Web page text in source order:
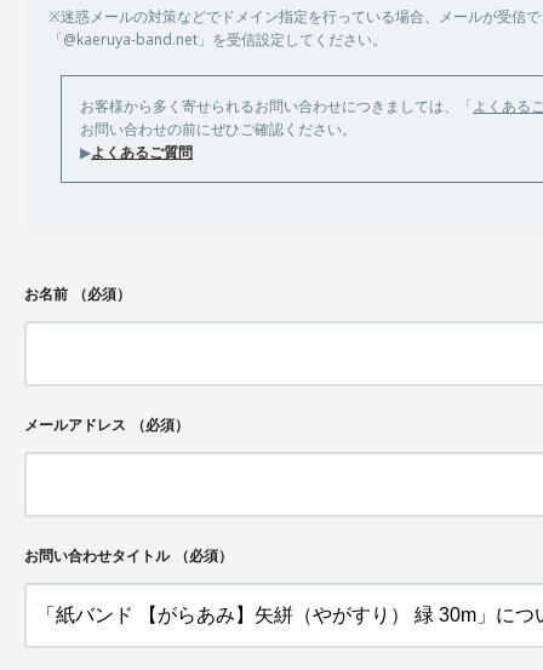
※迷惑メールの対策などでドメイン指定を行っている場合、メールが受信
「@kaeruya-band.net」を受信設定してください。
お客様から多く寄せられるお問い合わせにつきましては、「よくある
お問い合わせの前にぜひご確認ください。
▶よくあるご質問
お名前 （必須）
メールアドレス （必須）
お問い合わせタイトル （必須）